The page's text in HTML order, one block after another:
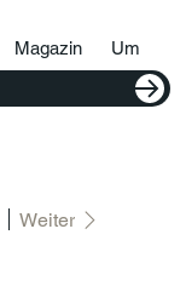
Magazin Um
Weiter